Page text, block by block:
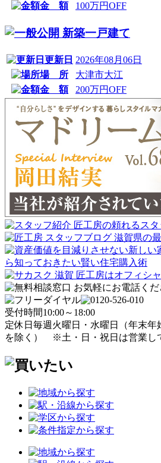
金 額
100万円OFF
新築一戸建て
更新日 2026年08月06日
場 所
大津市大江
金 額
200万円OFF
受付時間10:00～18:00
定休日 毎週火曜日・水曜日
（年末
を除く）
※土・日・祝日は営業し